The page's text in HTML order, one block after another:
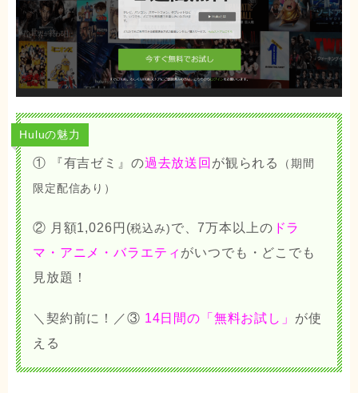
Huluの魅力
① 『有吉ゼミ』の過去放送回 が観られる
（期間
限定配信あり）
② 月額1,026円(税込み)で、7万本以上の ドラ
マ・アニメ・バラエティ がいつでも・どこでも
見放題！
＼契約前に！／③ 14日間の「無料お試し」 が使
える